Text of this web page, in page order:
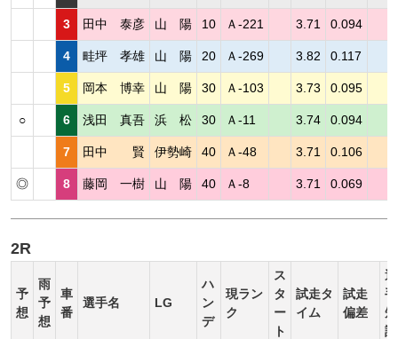
3 田中 泰彦 山 陽 10 Ａ-221 3.71 0.094
4 畦坪 孝雄 山 陽 20 Ａ-269 3.82 0.117
5 岡本 博幸 山 陽 30 Ａ-103 3.73 0.095
○ 6 浅田 真吾 浜 松 30 Ａ-11 3.74 0.094
7 田中 賢 伊勢崎 40 Ａ-48 3.71 0.106
◎ 8 藤岡 一樹 山 陽 40 Ａ-8 3.71 0.069
2R
予
想
雨
予
想
車
番
選手名 LG
ハ
ン
デ
現ラン
ク
ス
タ
ー
ト
試走タ
イム
試走
偏差
選
手
短
評